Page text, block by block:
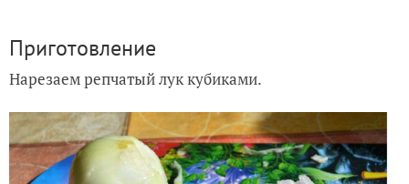
Приготовление
Нарезаем репчатый лук кубиками.